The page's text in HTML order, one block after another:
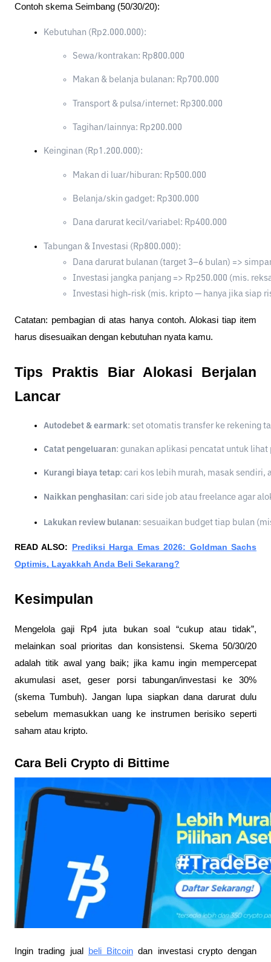
Contoh skema Seimbang (50/30/20):
Kebutuhan (Rp2.000.000):
Sewa/kontrakan: Rp800.000
Makan & belanja bulanan: Rp700.000
Transport & pulsa/internet: Rp300.000
Tagihan/lainnya: Rp200.000
Keinginan (Rp1.200.000):
Makan di luar/hiburan: Rp500.000
Belanja/skin gadget: Rp300.000
Dana darurat kecil/variabel: Rp400.000
Tabungan & Investasi (Rp800.000):
Dana darurat bulanan (target 3–6 bulan) =>
Investasi jangka panjang => Rp250.000 (mis.
Investasi high-risk (mis. kripto — hanya jika siap
Catatan: pembagian di atas hanya contoh. Alokasi tiap item
harus disesuaikan dengan kebutuhan nyata kamu.
Tips Praktis Biar Alokasi Berjalan
Lancar
Autodebet & earmark: set otomatis transfer ke rekening
Catat pengeluaran: gunakan aplikasi pencatat untuk lihat
Kurangi biaya tetap: cari kos lebih murah, masak sendiri,
Naikkan penghasilan: cari side job atau freelance agar
Lakukan review bulanan: sesuaikan budget tiap bulan
READ ALSO: Prediksi Harga Emas 2026: Goldman Sachs
Optimis, Layakkah Anda Beli Sekarang?
Kesimpulan
Mengelola gaji Rp4 juta bukan soal “cukup atau tidak”,
melainkan soal prioritas dan konsistensi. Skema 50/30/20
adalah titik awal yang baik; jika kamu ingin mempercepat
akumulasi aset, geser porsi tabungan/investasi ke 30%
(skema Tumbuh). Jangan lupa siapkan dana darurat dulu
sebelum memasukkan uang ke instrumen berisiko seperti
saham atau kripto.
Cara Beli Crypto di Bittime
Ingin trading jual beli Bitcoin dan investasi crypto dengan